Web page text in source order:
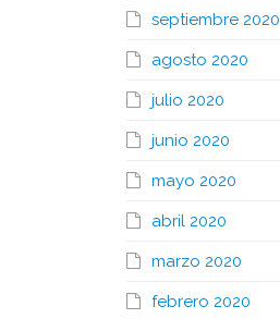
septiembre 2020
agosto 2020
julio 2020
junio 2020
mayo 2020
abril 2020
marzo 2020
febrero 2020